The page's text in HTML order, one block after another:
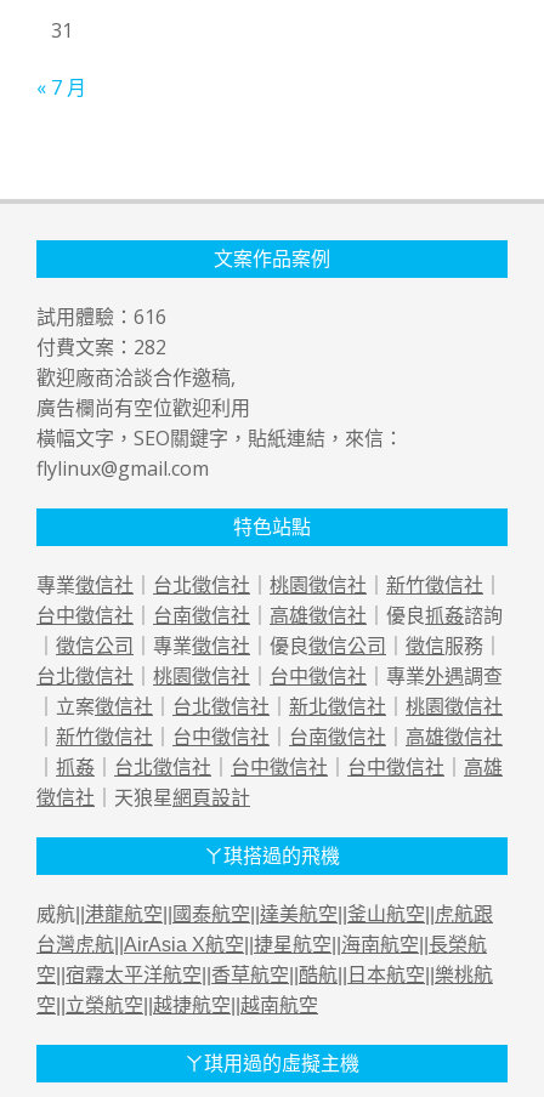
31
« 7 月
文案作品案例
試用體驗： 616
付費文案： 282
歡迎廠商洽談合作邀稿,
廣告欄尚有空位歡迎利用
橫幅文字，SEO關鍵字，貼紙連結，來信：
flylinux@gmail.com
特色站點
專業徵信社 ｜ 台北徵信社 ｜ 桃園徵信社 ｜ 新竹徵信社 ｜
台中徵信社 ｜ 台南徵信社 ｜ 高雄徵信社 ｜優良抓姦諮詢
｜ 徵信公司 ｜專業徵信社 ｜優良徵信公司 ｜ 徵信服務｜
台北徵信社 ｜ 桃園徵信社 ｜ 台中徵信社 ｜專業外遇調查
｜立案徵信社 ｜ 台北徵信社 ｜ 新北徵信社 ｜ 桃園徵信社
｜ 新竹徵信社 ｜ 台中徵信社 ｜ 台南徵信社 ｜ 高雄徵信社
｜ 抓姦 ｜ 台北徵信社 ｜ 台中徵信社 ｜ 台中徵信社 ｜ 高雄
徵信社 ｜天狼星網頁設計
ㄚ琪搭過的飛機
威航|| 港龍航空 國泰航空 達美航空 釜山航空
虎航跟
台灣虎航 AirAsia X航空 捷星航空 海南航空 長榮航
空 宿霧太平洋航空 香草航空 酷航 日本航空 樂桃航
空 立榮航空 越捷航空 越南航空
ㄚ琪用過的虛擬主機